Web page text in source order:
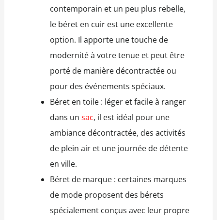
contemporain et un peu plus rebelle,
le béret en cuir est une excellente
option. Il apporte une touche de
modernité à votre tenue et peut être
porté de manière décontractée ou
pour des événements spéciaux.
Béret en toile : léger et facile à ranger
dans un sac, il est idéal pour une
ambiance décontractée, des activités
de plein air et une journée de détente
en ville.
Béret de marque : certaines marques
de mode proposent des bérets
spécialement conçus avec leur propre